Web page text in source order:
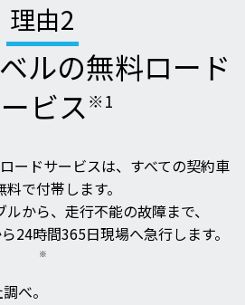
理由2
ルの無料ロード
ビス ※1
ードサービスは、すべての契約車
料で付帯します。
から、走行不能の故障まで、
24時間365日現場へ急行します。
※
べ。